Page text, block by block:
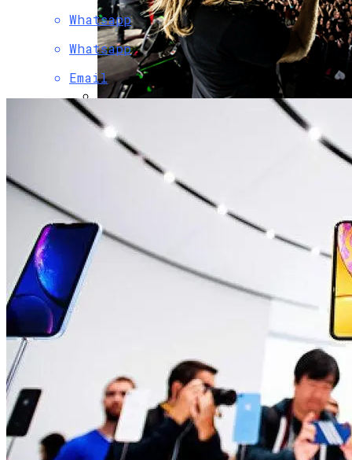
Вьетнам Заказал 18 Новейших
Российских Як-130М
Музыкантов Группы «Би-2» Задержала
Туристическая Полиция Пхукета
Футуристическое Колесо Обозрения
Whatsapp
Whatsapp
Email